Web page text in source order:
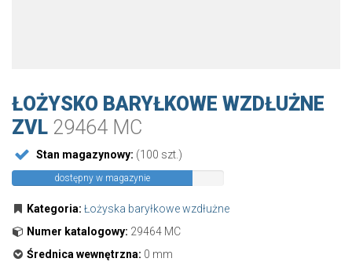
ŁOŻYSKO BARYŁKOWE WZDŁUŻNE
ZVL 29464 MC
Stan magazynowy: (100 szt.)
dostępny w magazynie
Kategoria: Łożyska baryłkowe wzdłużne
Numer katalogowy: 29464 MC
Średnica wewnętrzna: 0 mm